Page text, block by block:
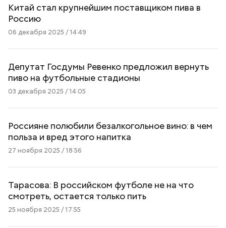
Китай стал крупнейшим поставщиком пива в
Россию
06 декабря 2025 / 14:49
Депутат Госдумы Ревенко предложил вернуть
пиво на футбольные стадионы
03 декабря 2025 / 14:05
Россияне полюбили безалкогольное вино: в чем
польза и вред этого напитка
27 ноября 2025 / 18:56
Тарасова: В российском футболе не на что
смотреть, остается только пить
25 ноября 2025 / 17:55